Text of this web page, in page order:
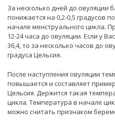
За несколько дней до овуляции
понижается на 0,2-0,5 градусов
начале менструального цикла.
12-24 часа до овуляции. Если у
36,4, то за несколько часов до
градуса Цельсия.
После наступления овуляции
повышается и составляет
Цельсия. Держится такая
цикла. Температура в начале
можно считать признаком